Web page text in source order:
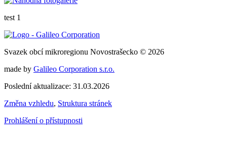
test 1
Svazek obcí mikroregionu Novostrašecko © 2026
made by Galileo Corporation s.r.o.
Poslední aktualizace: 31.03.2026
Změna vzhledu, Struktura stránek
Prohlášení o přístupnosti